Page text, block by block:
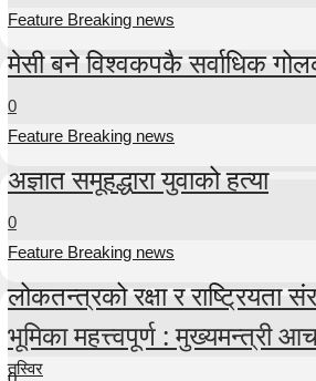
Feature Breaking news
मेसी बने विश्वकपकै सर्वाधिक
0
Feature Breaking news
अज्ञात समूहद्धारा युवाको हत्या
0
Feature Breaking news
लोकतन्त्रको रक्षा र राष्ट्रियता
भूमिका महत्त्वपूर्ण : मुख्यमन्त्री
तस्विर